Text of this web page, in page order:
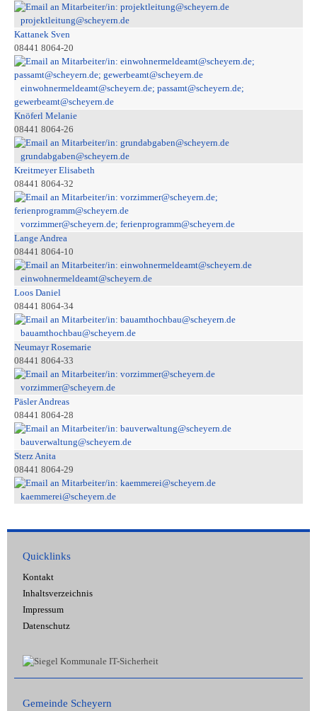
projektleitung@scheyern.de
Kattanek Sven
08441 8064-20
einwohnermeldeamt@scheyern.de; passamt@scheyern.de;
gewerbeamt@scheyern.de
Knöferl Melanie
08441 8064-26
grundabgaben@scheyern.de
Kreitmeyer Elisabeth
08441 8064-32
vorzimmer@scheyern.de; ferienprogramm@scheyern.de
Lange Andrea
08441 8064-10
einwohnermeldeamt@scheyern.de
Loos Daniel
08441 8064-34
bauamthochbau@scheyern.de
Neumayr Rosemarie
08441 8064-33
vorzimmer@scheyern.de
Päsler Andreas
08441 8064-28
bauverwaltung@scheyern.de
Sterz Anita
08441 8064-29
kaemmerei@scheyern.de
Quicklinks
Kontakt
Inhaltsverzeichnis
Impressum
Datenschutz
Gemeinde Scheyern